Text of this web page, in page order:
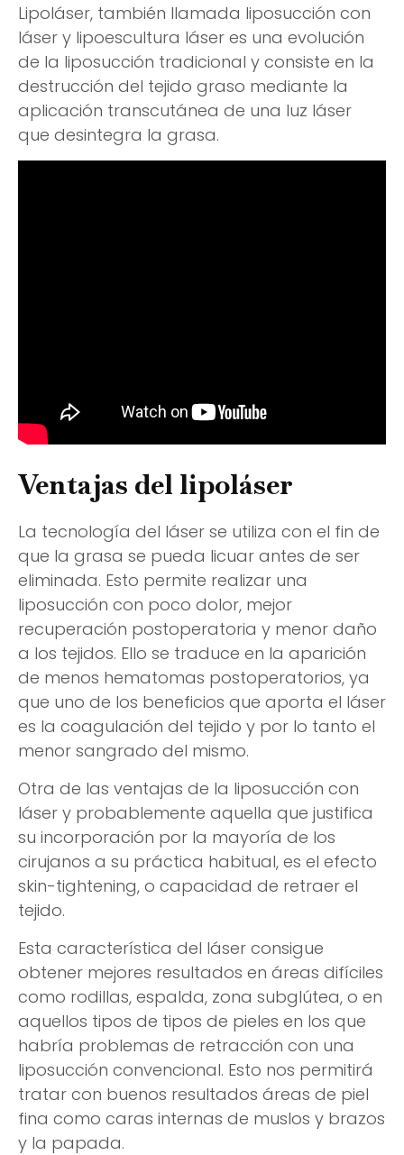
Lipoláser, también llamada liposucción con
láser y lipoescultura láser es una evolución
de la liposucción tradicional y consiste en la
destrucción del tejido graso mediante la
aplicación transcutánea de una luz láser
que desintegra la grasa.
Ventajas del lipoláser
La tecnología del láser se utiliza con el fin de
que la grasa se pueda licuar antes de ser
eliminada. Esto permite realizar una
liposucción con poco dolor, mejor
recuperación postoperatoria y menor daño
a los tejidos. Ello se traduce en la aparición
de menos hematomas postoperatorios, ya
que uno de los beneficios que aporta el láser
es la coagulación del tejido y por lo tanto el
menor sangrado del mismo.
Otra de las ventajas de la liposucción con
láser y probablemente aquella que justifica
su incorporación por la mayoría de los
cirujanos a su práctica habitual, es el efecto
skin-tightening, o capacidad de retraer el
tejido.
Esta característica del láser consigue
obtener mejores resultados en áreas difíciles
como rodillas, espalda, zona subglútea, o en
aquellos tipos de tipos de pieles en los que
habría problemas de retracción con una
liposucción convencional. Esto nos permitirá
tratar con buenos resultados áreas de piel
fina como caras internas de muslos y brazos
y la papada.